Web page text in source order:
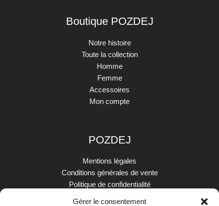
Gérer le consentement
Boutique POZDEJ
Notre histoire
Toute la collection
Homme
Femme
Accessoires
Mon compte
POZDEJ
Mentions légales
Conditions générales de vente
Politique de confidentialité